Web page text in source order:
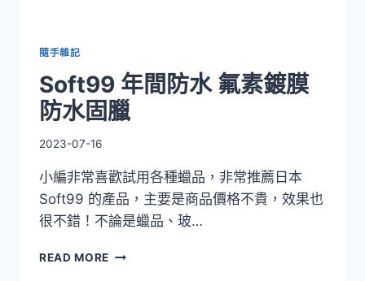
隨手雜記
Soft99 年間防水 氟素鍍膜
防水固臘
2023-07-16
小編非常喜歡試用各種蠟品，非常推薦日本
Soft99 的產品，主要是商品價格不貴，效果也
很不錯！不論是蠟品、玻…
READ MORE SOFT99